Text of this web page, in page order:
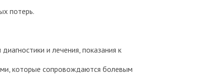
потерь.
и лечения, показания к
которые сопровождаются болевым